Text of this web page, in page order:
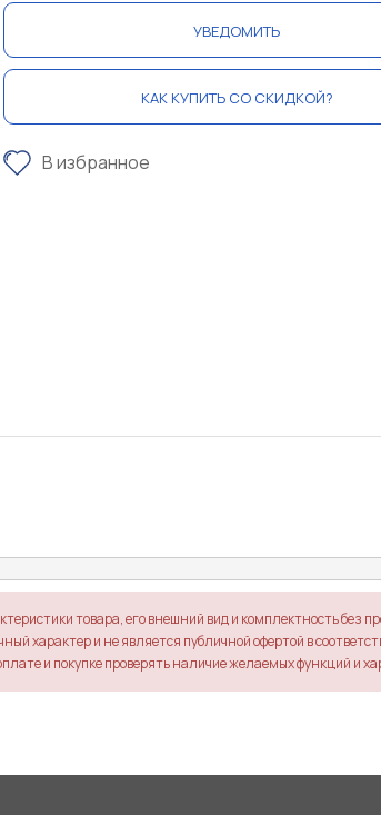
УВЕДОМИТЬ
КАК КУПИТЬ СО СКИДКОЙ?
В избранное
товара, его внешний вид и комплектность без
характер и не является публичной офертой в
и покупке проверять наличие желаемых функций и